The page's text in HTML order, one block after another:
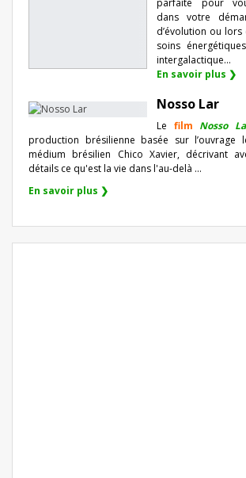
parfaite pour
dans votre
d’évolution ou
soins
intergalactique...
En savoir plus ❯
Nosso Lar
Le film Nosso
production brésilienne basée sur l’ouvrage
médium brésilien Chico Xavier, décrivant
détails ce qu'est la vie dans l'au-delà ...
En savoir plus ❯